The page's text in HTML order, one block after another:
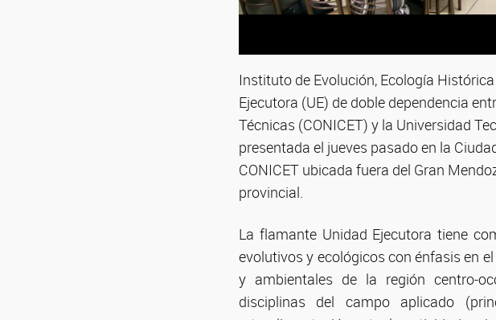
Instituto de Evolución, Ecología
Ejecutora (UE) de doble dependencia
Técnicas (CONICET) y la Universidad
presentada el jueves pasado en la
CONICET ubicada fuera del Gran
provincial.
La flamante Unidad Ejecutora tiene
evolutivos y ecológicos con énfasis en
y ambientales de la región centro-
disciplinas del campo aplicado